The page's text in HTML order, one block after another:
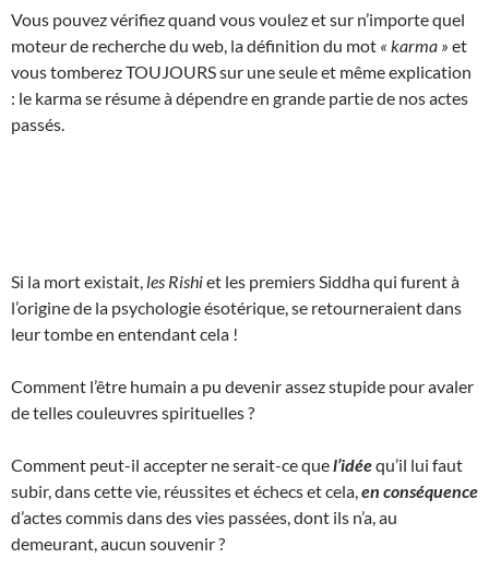
Vous pouvez vérifiez quand vous voulez et sur n’importe quel
moteur de recherche du web, la définition du mot « karma » et
vous tomberez TOUJOURS sur une seule et même explication
: le karma se résume à dépendre en grande partie de nos actes
passés.
Si la mort existait, les Rishiet les premiers Siddha qui furent à
l’origine de la psychologie ésotérique, se retourneraient dans
leur tombe en entendant cela !
Comment l’être humain a pu devenir assez stupide pour avaler
de telles couleuvres spirituelles ?
Comment peut-il accepter ne serait-ce quel’idéequ’il lui faut
subir, dans cette vie, réussites et échecs et cela, en conséquence
d’actes commis dans des vies passées, dont ils n’a, au
demeurant, aucun souvenir ?